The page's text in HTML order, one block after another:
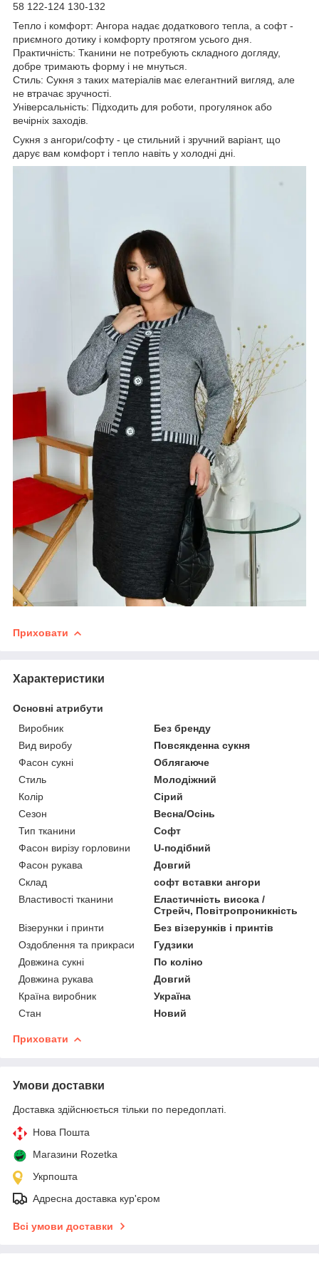
58 122-124 130-132
Тепло і комфорт: Ангора надає додаткового тепла, а софт -
приємного дотику і комфорту протягом усього дня.
Практичність: Тканини не потребують складного догляду,
добре тримають форму і не мнуться.
Стиль: Сукня з таких матеріалів має елегантний вигляд, але
не втрачає зручності.
Універсальність: Підходить для роботи, прогулянок або
вечірніх заходів.
Сукня з ангори/софту - це стильний і зручний варіант, що
дарує вам комфорт і тепло навіть у холодні дні.
Приховати
Характеристики
Основні атрибути
Виробник
Без бренду
Вид виробу
Повсякденна сукня
Фасон сукні
Облягаюче
Стиль
Молодіжний
Колір
Сірий
Сезон
Весна/Осінь
Тип тканини
Софт
Фасон вирізу горловини
U-подібний
Фасон рукава
Довгий
Склад
софт вставки ангори
Властивості тканини
Еластичність висока /
Стрейч, Повітропроникність
Візерунки і принти
Без візерунків і принтів
Оздоблення та прикраси
Гудзики
Довжина сукні
По коліно
Довжина рукава
Довгий
Країна виробник
Україна
Стан
Новий
Приховати
Умови доставки
Доставка здійснюється тільки по передоплаті.
Нова Пошта
Магазини Rozetka
Укрпошта
Адресна доставка кур'єром
Всі умови доставки